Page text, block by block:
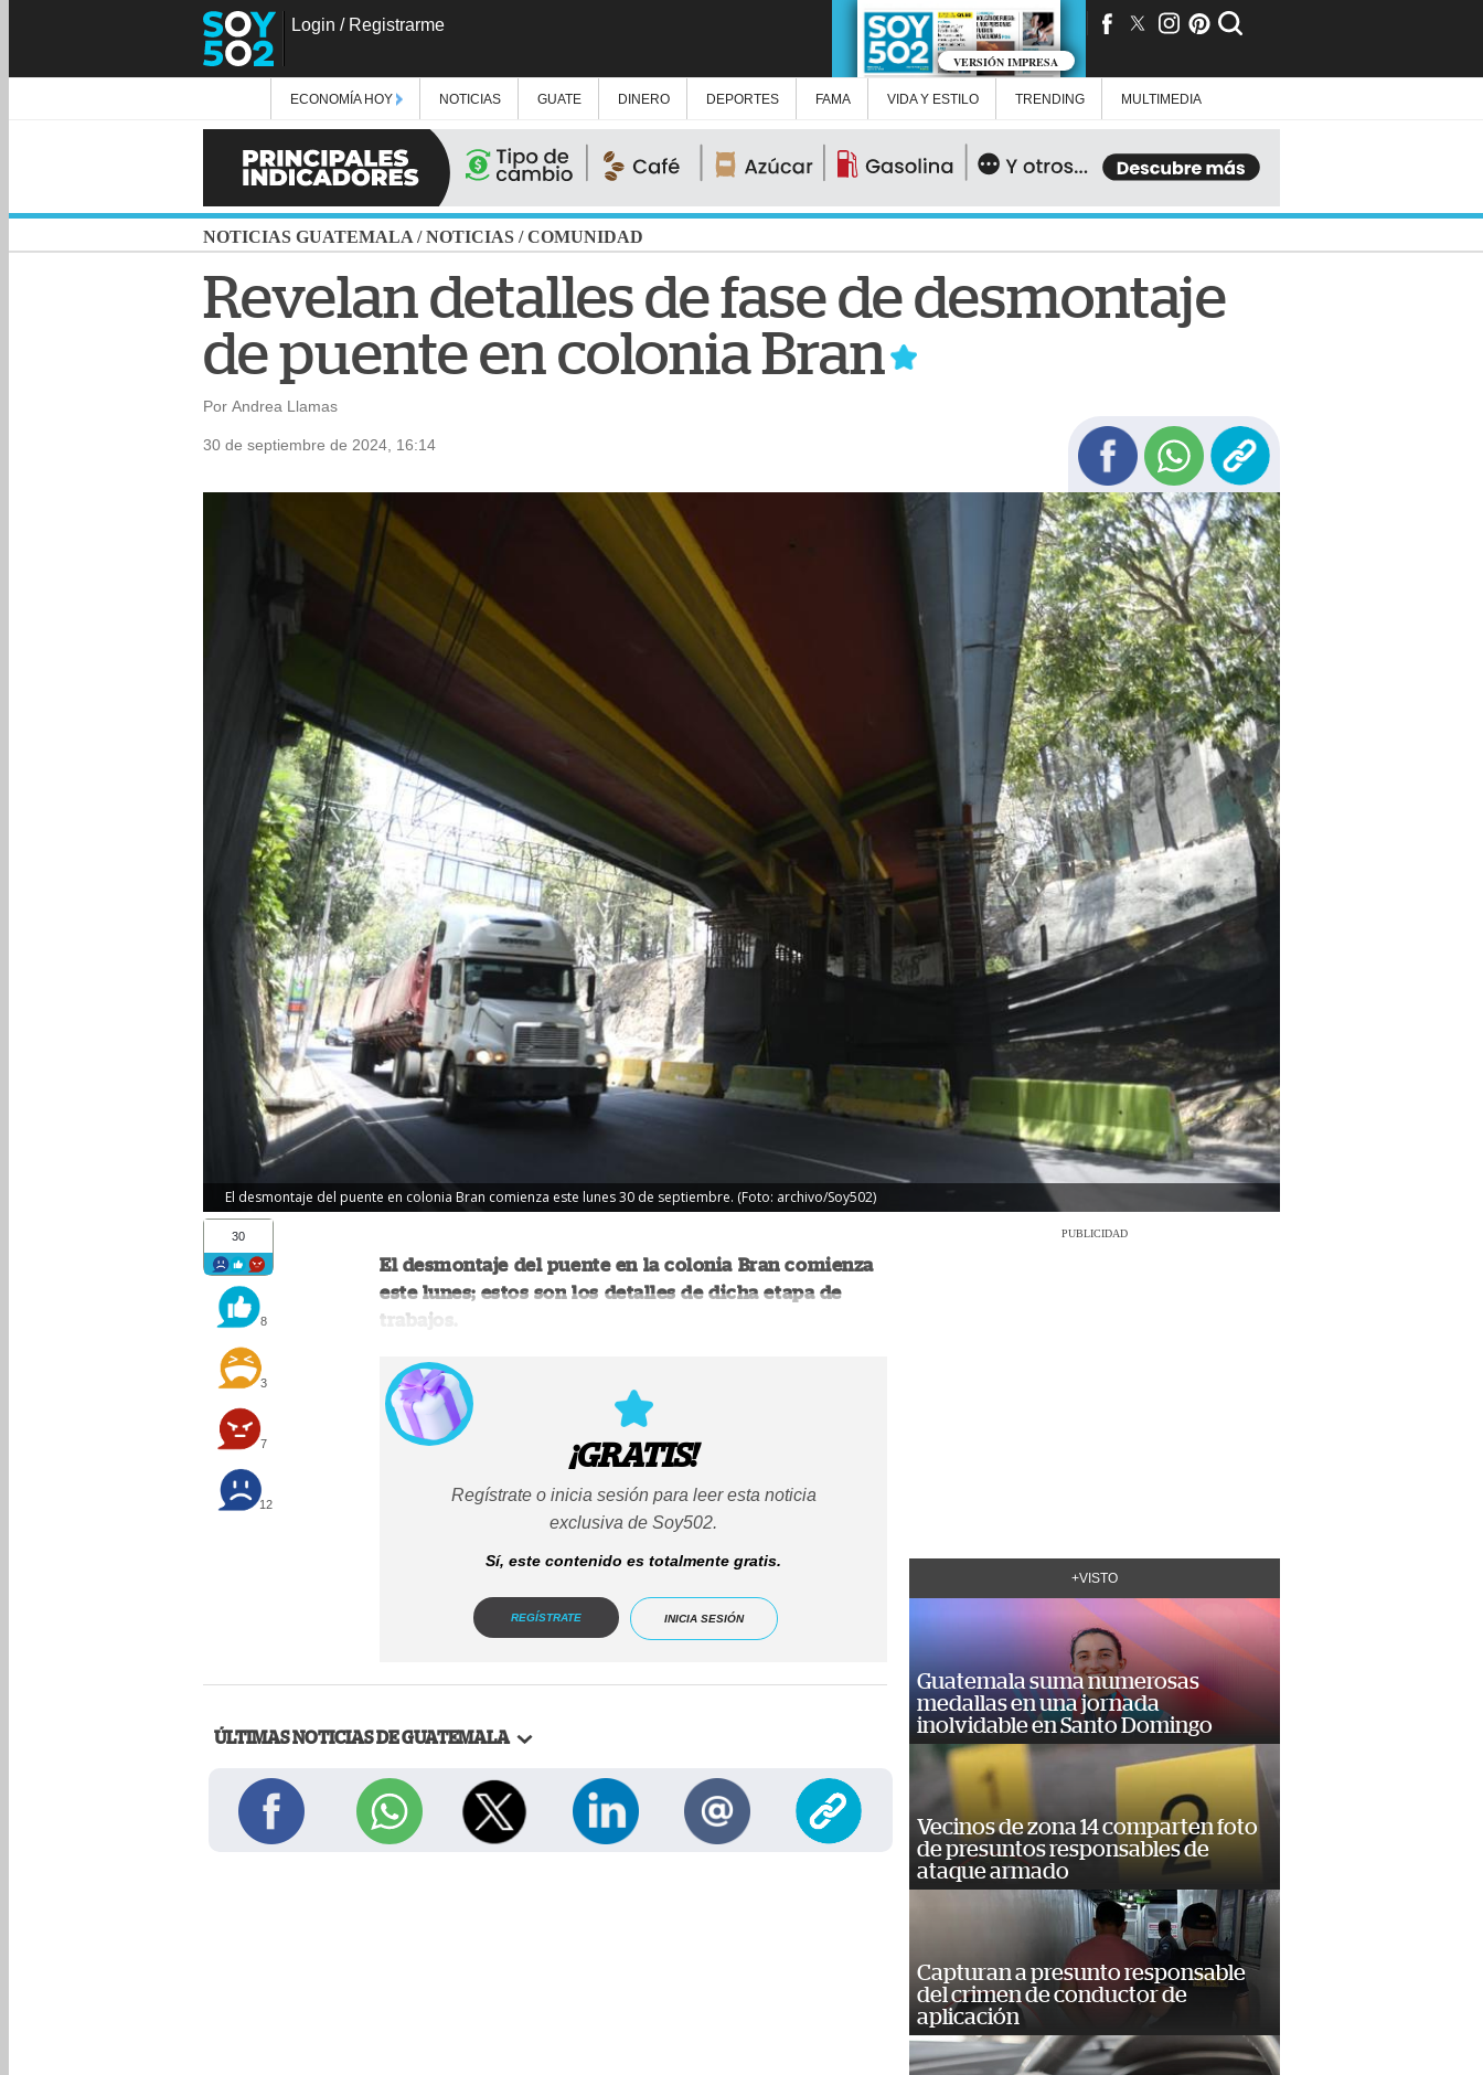
Login / Registrarme
VERSIÓN IMPRESA
ECONOMÍA HOY NOTICIAS GUATE DINERO DEPORTES FAMA VIDA Y ESTILO TRENDING MULTIMEDIA
NOTICIAS GUATEMALA /NOTICIAS /COMUNIDAD
Revelan detalles de fase de desmontaje
de puente en colonia Bran
Por Andrea Llamas
30 de septiembre de 2024, 16:14
El desmontaje del puente en colonia Bran comienza este lunes 30 de septiembre. (Foto: archivo/Soy502)
30
8
3
7
12
El desmontaje del puente en la colonia Bran comienza
este lunes; estos son los detalles de dicha etapa de
trabajos.
¡GRATIS!
Regístrate o inicia sesión para leer esta noticia
exclusiva de Soy502.
Sí, este contenido es totalmente gratis.
REGÍSTRATE INICIA SESIÓN
ÚLTIMAS NOTICIAS DE GUATEMALA
PUBLICIDAD
+VISTO
Guatemala suma numerosas
medallas en una jornada
inolvidable en Santo Domingo
Vecinos de zona 14 comparten foto
de presuntos responsables de
ataque armado
Capturan a presunto responsable
del crimen de conductor de
aplicación